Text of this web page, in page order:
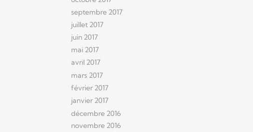
septembre 2017
juillet 2017
juin 2017
mai 2017
avril 2017
mars 2017
février 2017
janvier 2017
décembre 2016
novembre 2016